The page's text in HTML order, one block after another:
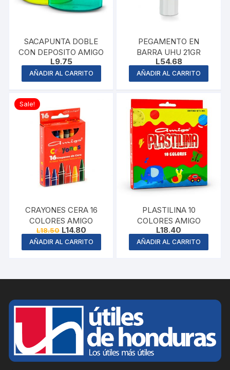
SACAPUNTA DOBLE
CON DEPOSITO AMIGO
L9.75
AÑADIR AL CARRITO
PEGAMENTO EN
BARRA UHU 21GR
L54.68
AÑADIR AL CARRITO
Sale!
CRAYONES CERA 16
COLORES AMIGO
L18.50 Original
price
was:
L18.50.
L14.80Current
price
is:
L14.80.
AÑADIR AL CARRITO
PLASTILINA 10
COLORES AMIGO
L18.40
AÑADIR AL CARRITO